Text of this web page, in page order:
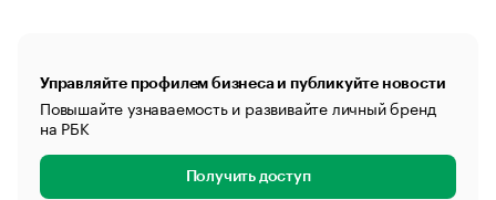
Управляйте профилем бизнеса и публикуйте новости
Повышайте узнаваемость и развивайте личный бренд
на РБК
Получить доступ